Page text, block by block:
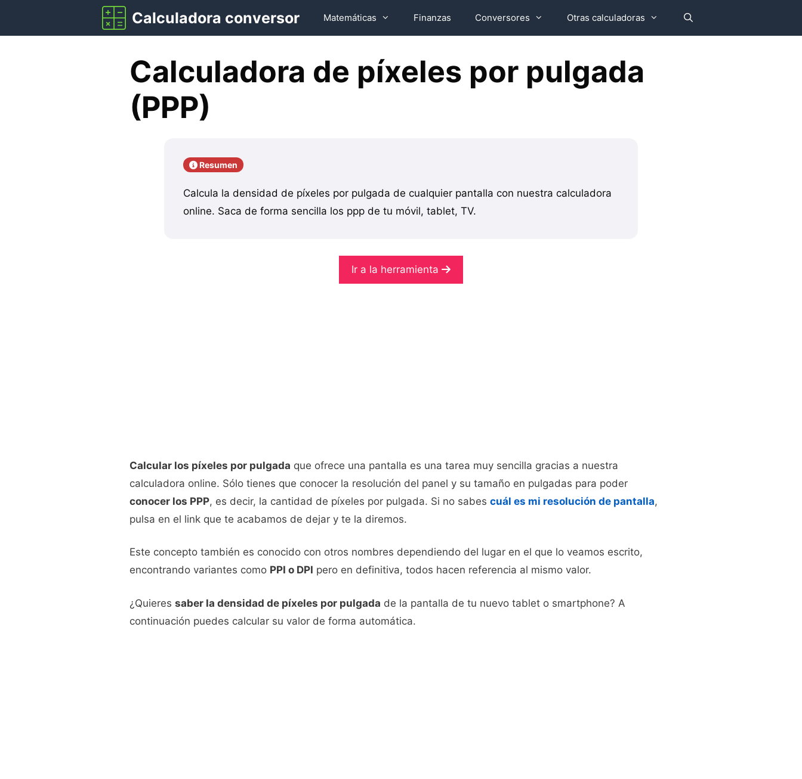
contenido
Calculadora conversor Matemáticas Finanzas Conversores Otras calculadoras
Calculadora de píxeles por pulgada
(PPP)
Resumen
Calcula la densidad de píxeles por pulgada de cualquier pantalla con nuestra calculadora
online. Saca de forma sencilla los ppp de tu móvil, tablet, TV.
Ir a la herramienta
Calcular los píxeles por pulgada que ofrece una pantalla es una tarea muy sencilla gracias a nuestra
calculadora online. Sólo tienes que conocer la resolución del panel y su tamaño en pulgadas para poder
conocer los PPP, es decir, la cantidad de píxeles por pulgada. Si no sabes cuál es mi resolución de pantalla,
pulsa en el link que te acabamos de dejar y te la diremos.
Este concepto también es conocido con otros nombres dependiendo del lugar en el que lo veamos escrito,
encontrando variantes como PPI o DPI pero en definitiva, todos hacen referencia al mismo valor.
¿Quieres saber la densidad de píxeles por pulgada de la pantalla de tu nuevo tablet o smartphone? A
continuación puedes calcular su valor de forma automática.